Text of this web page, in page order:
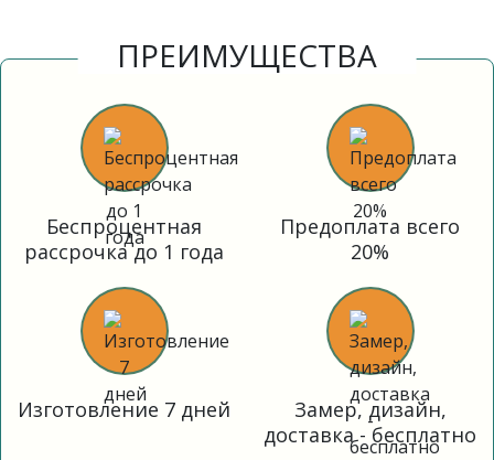
ПРЕИМУЩЕСТВА
Беспроцентная
рассрочка до 1 года
Предоплата всего
20%
Изготовление 7 дней
Замер, дизайн,
доставка - бесплатно